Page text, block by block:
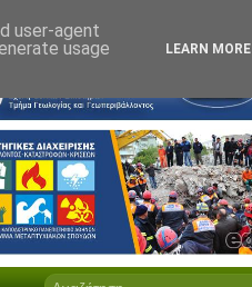
user-agent
usage
LEARN MORE